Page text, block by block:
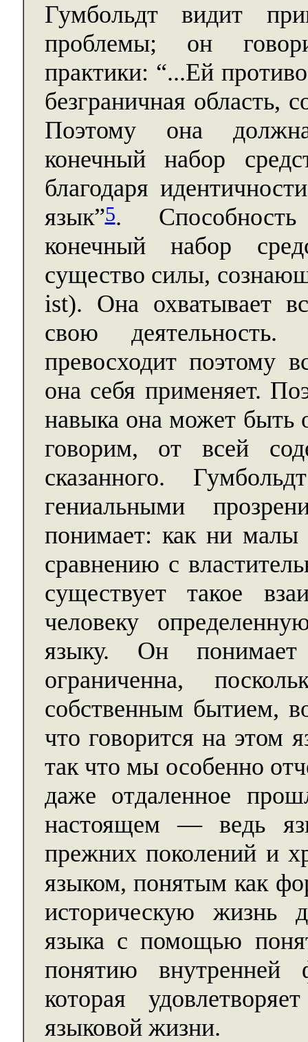
Гумбольдт видит
проблемы; он
практики: “...Ей
безграничная область,
Поэтому она должна
конечный набор
благодаря
язык”5. Способность
конечный набор
существо силы,
ist). Она охватывает
свою
превосходит поэтому
она себя применяет.
навыка она может быть
говорим, от всей
сказанного.
гениальными
понимает: как ни малы
сравнению с
существует такое
человеку
языку. Он
ограниченна,
собственным бытием,
что говорится на этом
так что мы особенно
даже отдаленное
настоящем — ведь
прежних поколений и
языком, понятым как
историческую жизнь
языка с помощью
понятию
которая
языковой жизни.